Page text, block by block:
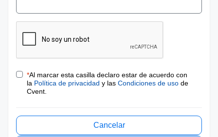
*Al marcar esta casilla declaro estar de acuerdo con
la Política de privacidad y las Condiciones de uso de
Cvent.
Cancelar